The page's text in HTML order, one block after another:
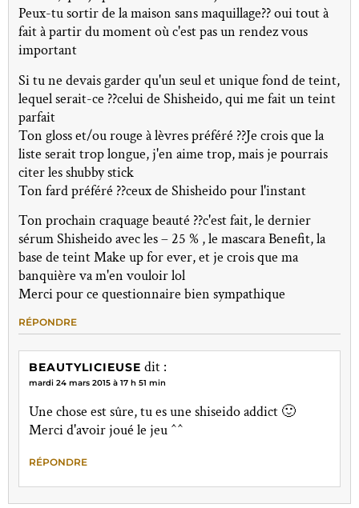
Peux-tu sortir de la maison sans maquillage?? oui tout à
fait à partir du moment où c'est pas un rendez vous
important
Si tu ne devais garder qu'un seul et unique fond de teint,
lequel serait-ce ??celui de Shisheido, qui me fait un teint
parfait
Ton gloss et/ou rouge à lèvres préféré ??Je crois que la
liste serait trop longue, j'en aime trop, mais je pourrais
citer les shubby stick
Ton fard préféré ??ceux de Shisheido pour l'instant
Ton prochain craquage beauté ??c'est fait, le dernier
sérum Shisheido avec les – 25 % , le mascara Benefit, la
base de teint Make up for ever, et je crois que ma
banquière va m'en vouloir lol
Merci pour ce questionnaire bien sympathique
RÉPONDRE
BEAUTYLICIEUSE dit :
mardi 24 mars 2015 à 17 h 51 min
Une chose est sûre, tu es une shiseido addict 🙂
Merci d'avoir joué le jeu ^^
RÉPONDRE